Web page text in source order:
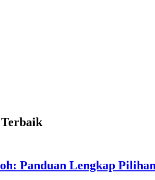
Panduan Lengkap